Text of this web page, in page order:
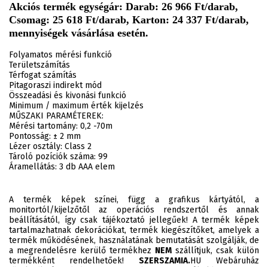
Akciós termék egységár: Darab: 26 966 Ft/darab,
Csomag: 25 618 Ft/darab, Karton: 24 337 Ft/darab,
mennyiségek vásárlása esetén.
Folyamatos mérési funkció
Területszámítás
Térfogat számítás
Pitagoraszi indirekt mód
Összeadási és kivonási funkció
Minimum / maximum érték kijelzés
MŰSZAKI PARAMÉTEREK:
Mérési tartomány: 0,2 -70m
Pontosság: ± 2 mm
Lézer osztály: Class 2
Tároló pozíciók száma: 99
Áramellátás: 3 db AAA elem
A termék képek színei, függ a grafikus kártyától, a
monitortól/kijelzőtől az operációs rendszertől és annak
beállításától, így csak tájékoztató jellegűek! A termék képek
tartalmazhatnak dekorációkat, termék kiegészítőket, amelyek a
termék működésének, használatának bemutatását szolgálják, de
a megrendelésre kerülő termékhez NEM szállítjuk, csak külön
termékként rendelhetőek! SZERSZAMIA.HU Webáruház